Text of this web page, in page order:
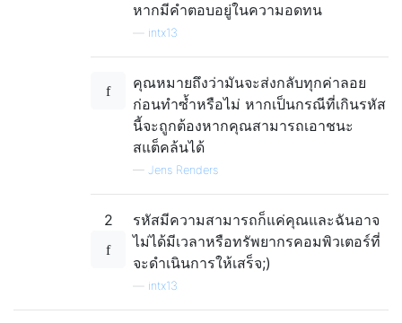
หากมีคำตอบอยู่ในความอดทน
intx13
คุณหมายถึงว่ามันจะส่งกลับทุกค่าลอย
ก่อนทำซ้ำหรือไม่ หากเป็นกรณีที่เกินรหัส
นี้จะถูกต้องหากคุณสามารถเอาชนะ
สแต็คล้นได้
— Jens Renders
2
รหัสมีความสามารถก็แค่คุณและฉันอาจ
ไม่ได้มีเวลาหรือทรัพยากรคอมพิวเตอร์ที่
จะดำเนินการให้เสร็จ;)
intx13